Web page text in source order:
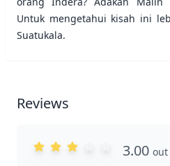
Untuk mengetahui kisah ini
Suatukala.
Reviews
3.00 out